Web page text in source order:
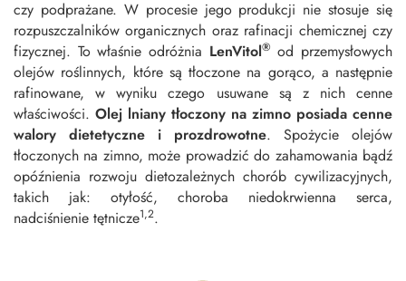
czy podprażane. W procesie jego produkcji nie stosuje się
rozpuszczalników organicznych oraz rafinacji chemicznej czy
fizycznej. To właśnie odróżnia LenVitol® od przemysłowych
olejów roślinnych, które są tłoczone na gorąco, a następnie
rafinowane, w wyniku czego usuwane są z nich cenne
właściwości. Olej lniany tłoczony na zimno posiada cenne
walory dietetyczne i prozdrowotne. Spożycie olejów
tłoczonych na zimno, może prowadzić do zahamowania bądź
opóźnienia rozwoju dietozależnych chorób cywilizacyjnych,
takich jak: otyłość, choroba niedokrwienna serca,
nadciśnienie tętnicze1,2.